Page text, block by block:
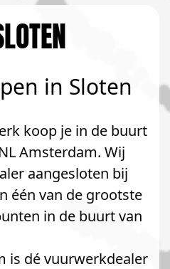
in Sloten
koop je in de buurt
Amsterdam. Wij
aangesloten bij
één van de grootste
in de buurt van
is dé vuurwerkdealer